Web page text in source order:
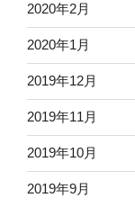
2020年2月
2020年1月
2019年12月
2019年11月
2019年10月
2019年9月